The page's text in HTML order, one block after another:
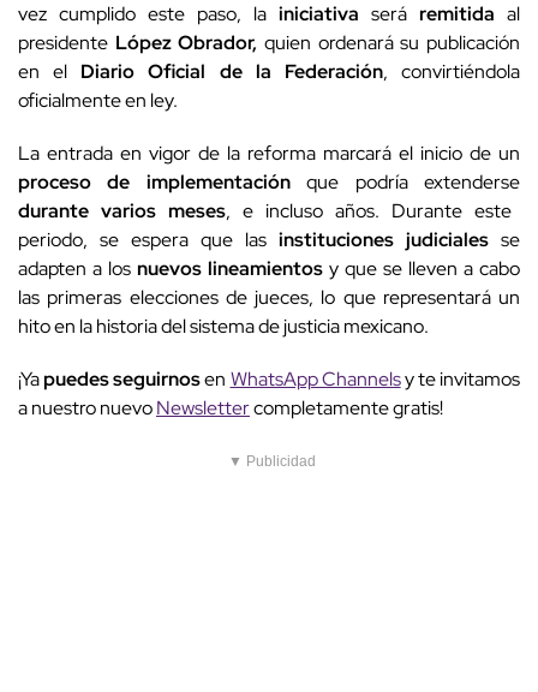
vez cumplido este paso, la iniciativa será remitida al
presidente López Obrador, quien ordenará su publicación
en el Diario Oficial de la Federación, convirtiéndola
oficialmente en ley.
La entrada en vigor de la reforma marcará el inicio de un
proceso de implementaciónque podría extenderse
durante varios meses, e incluso años. Durante este
periodo, se espera que las instituciones judiciales se
adapten a los nuevos lineamientos y que se lleven a cabo
las primeras elecciones de jueces, lo que representará un
hito en la historia del sistema de justicia mexicano.
¡Yapuedes seguirnosen WhatsApp Channelsy te invitamos
a nuestro nuevoNewslettercompletamente gratis!
▼ Publicidad